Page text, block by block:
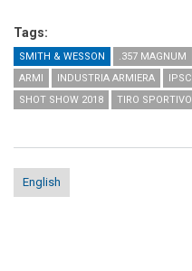
Tags:
SMITH & WESSON .357 MAGNUM
ARMI
INDUSTRIA ARMIERA IPSC
SHOT SHOW 2018
TIRO SPORTIVO
English